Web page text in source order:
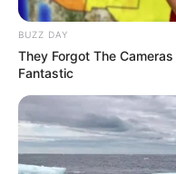
Anti Mainstream,
Membawa Barang
Versi Warga
BUZZ DAY
They Forgot The
Fantastic